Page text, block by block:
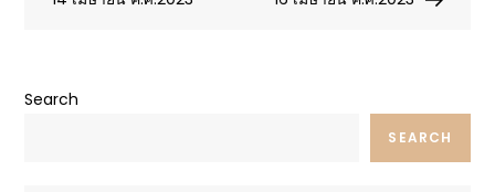
Search
SEARCH